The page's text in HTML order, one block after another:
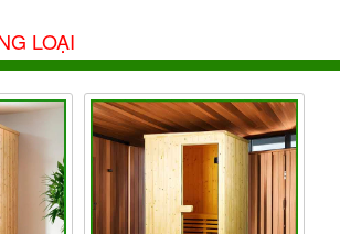
thống sen tay và sen trần
LOẠI